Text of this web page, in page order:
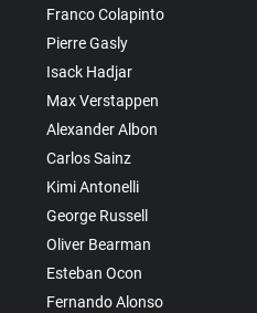
Franco Colapinto
Pierre Gasly
Isack Hadjar
Max Verstappen
Alexander Albon
Carlos Sainz
Kimi Antonelli
George Russell
Oliver Bearman
Esteban Ocon
Fernando Alonso